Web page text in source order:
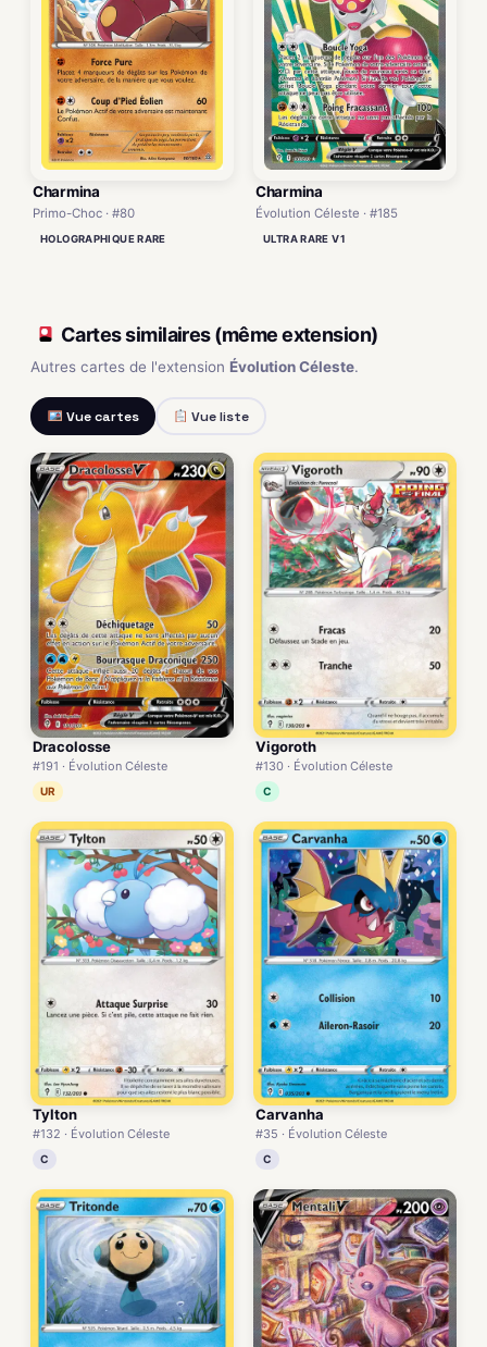
Charmina
Primo-Choc · #80
HOLOGRAPHIQUE RARE
Charmina
Évolution Céleste · #185
ULTRA RARE V1
Cartes similaires (même extension)
Autres cartes de l'extension Évolution Céleste.
Vue cartes Vue liste
Dracolosse
#191 · Évolution Céleste
UR
Vigoroth
#130 · Évolution Céleste
C
Tylton
#132 · Évolution Céleste
C
Carvanha
#35 · Évolution Céleste
C